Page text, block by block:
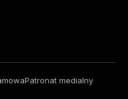
Patronat medialny